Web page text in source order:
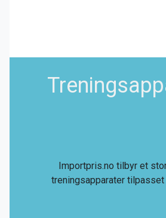
Importpris.no tilbyr et
treningsapparater tilpasset